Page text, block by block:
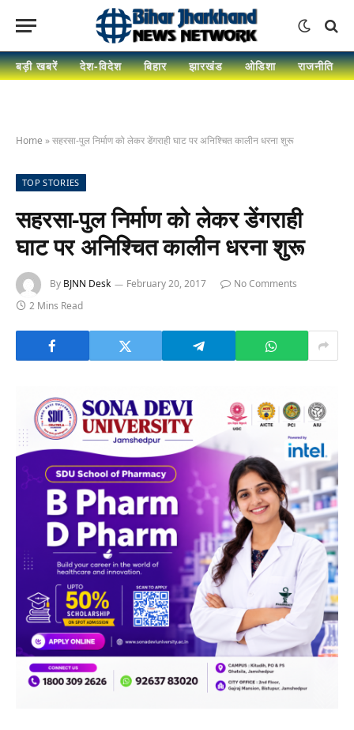
बड़ी खबरें देश-विदेश बिहार झारखंड ओडिशा राजनीति
Home »सहरसा-पुल निर्माण को लेकर डेंगराही घाट पर अनिश्चित कालीन धरना शुरू
TOP STORIES
सहरसा-पुल निर्माण को लेकर डेंगराही
घाट पर अनिश्चित कालीन धरना शुरू
By BJNN Desk February 20, 2017
No Comments
2 Mins Read